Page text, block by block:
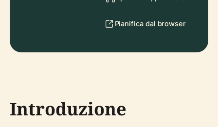
Pianifica dal browser
Introduzione